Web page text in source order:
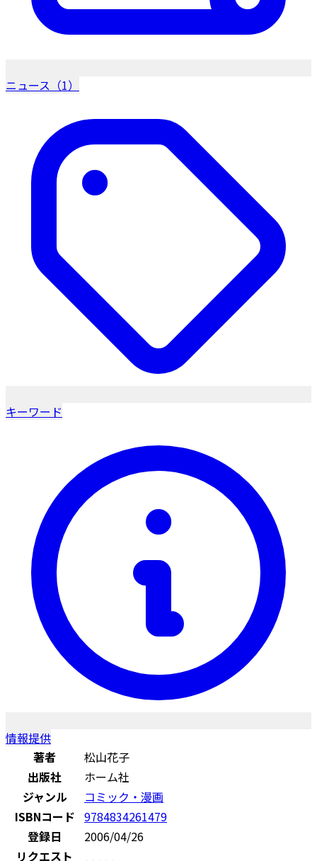
ニュース（1）
キーワード
情報提供
著者
松山花子
出版社
ホーム社
ジャンル
コミック・漫画
ISBNコード 9784834261479
登録日
2006/04/26
リクエスト